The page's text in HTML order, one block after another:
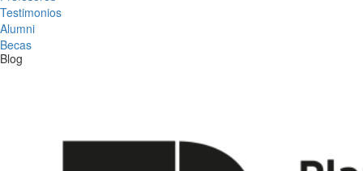
Testimonios
Alumni
Becas
Blog